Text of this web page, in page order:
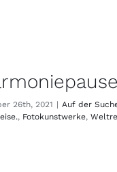
26th, 2021 | Auf der
, Fotokunstwerke,